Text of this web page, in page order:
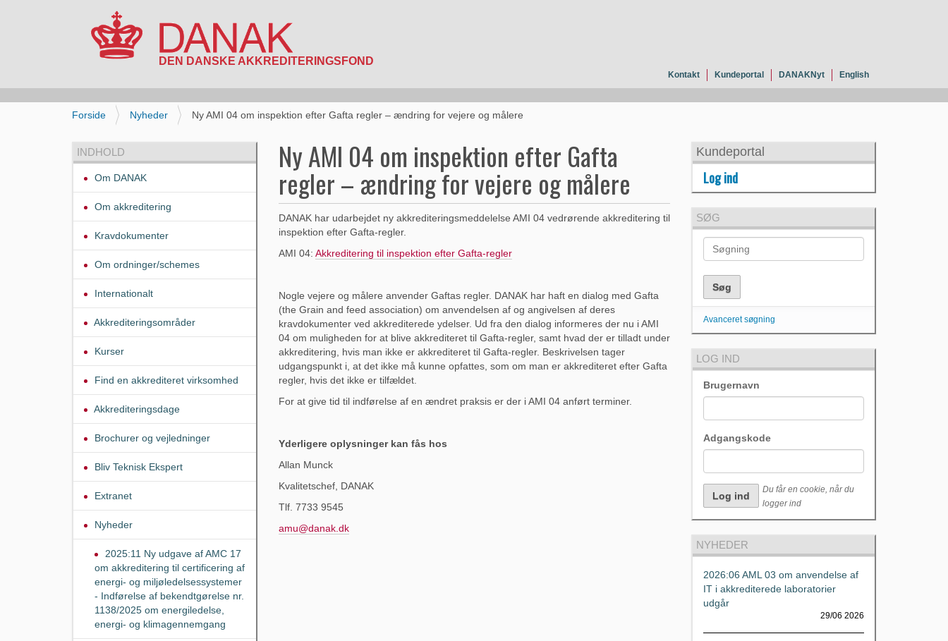
Kontakt Kundeportal DANAKNyt English
D
e
Forside Nyheder Ny AMI 04 om inspektion efter Gafta regler – ændring for vejere og målere
Ny AMI 04 om inspektion efter Gafta
regler – ændring for vejere og målere
DANAK har udarbejdet ny akkrediteringsmeddelelse AMI 04 vedrørende akkreditering til
inspektion efter Gafta-regler.
AMI 04: Akkreditering til inspektion efter Gafta-regler
Nogle vejere og målere anvender Gaftas regler. DANAK har haft en dialog med Gafta
(the Grain and feed association) om anvendelsen af og angivelsen af deres
kravdokumenter ved akkrediterede ydelser. Ud fra den dialog informeres der nu i AMI
04 om muligheden for at blive akkrediteret til Gafta-regler, samt hvad der er tilladt under
akkreditering, hvis man ikke er akkrediteret til Gafta-regler. Beskrivelsen tager
udgangspunkt i, at det ikke må kunne opfattes, som om man er akkrediteret efter Gafta
regler, hvis det ikke er tilfældet.
For at give tid til indførelse af en ændret praksis er der i AMI 04 anført terminer.
Yderligere oplysninger kan fås hos
Allan Munck
Kvalitetschef, DANAK
Tlf. 7733 9545
amu@danak.dk
INDHOLD
Om DANAK
Om akkreditering
Kravdokumenter
Om ordninger/schemes
Internationalt
Akkrediteringsområder
Kurser
Find en akkrediteret virksomhed
Akkrediteringsdage
Brochurer og vejledninger
Bliv Teknisk Ekspert
Extranet
Nyheder
2025:11 Ny udgave af AMC 17
om akkreditering til certificering af
energi- og miljøledelsessystemer
- Indførelse af bekendtgørelse nr.
1138/2025 om energiledelse,
energi- og klimagennemgang
Kundeportal
Log ind
SØG
Avanceret søgning
LOG IND
Brugernavn
Adgangskode
Du får en cookie, når du
logger ind
NYHEDER
2026:06 AML 03 om anvendelse af
IT i akkrediterede laboratorier
udgår
29/06 2026